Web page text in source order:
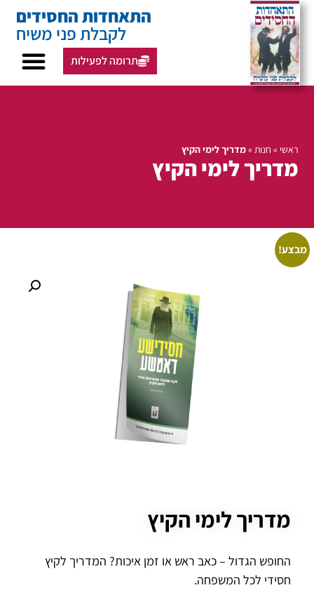
התאחדות החסידים
לקבלת פני משיח
תרומה לפעילות
ראשי » חנות »מדריך לימי הקיץ
מדריך לימי הקיץ
מבצע!
מדריך לימי הקיץ
החופש הגדול – כאב ראש או זמן איכות? המדריך לקיץ
חסידי לכל המשפחה.